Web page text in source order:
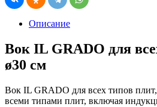
Описание
Вок IL GRADO для
ø30 см
Вок IL GRADO для всех типов
всеми типами плит, включая